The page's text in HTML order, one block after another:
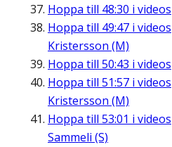
Hoppa till 48:30 i
Hoppa till 49:47 i
Kristersson (M)
Hoppa till 50:43 i
Hoppa till 51:57 i
Kristersson (M)
Hoppa till 53:01 i
Sammeli (S)